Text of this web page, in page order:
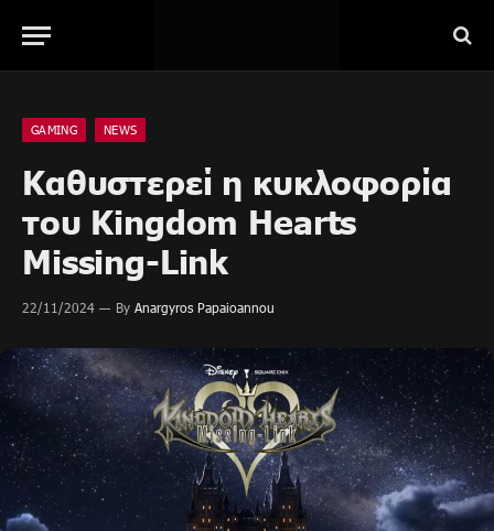
GAMING NEWS
Καθυστερεί η κυκλοφορία
του Kingdom Hearts
Missing-Link
22/11/2024 By Anargyros Papaioannou